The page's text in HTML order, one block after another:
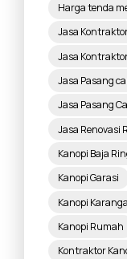
Harga tenda
Jasa
Jasa
Jasa Pasang
Jasa Pasang
Jasa Renovasi
Kanopi Baja
Kanopi Garasi
Kanopi
Kanopi Rumah
Kontraktor